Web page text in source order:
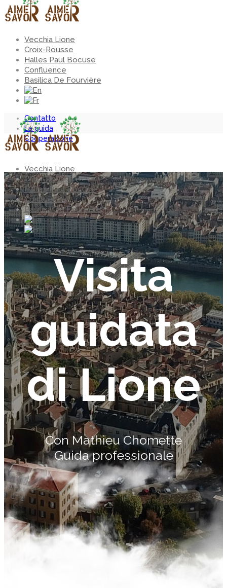
Vecchia Lione
Croix-Rousse
Halles Paul Bocuse
Confluence
Basilica De Fourvière
Contatto
La guida
Cooperazione
Vecchia Lione
Croix-Rousse
Halles Paul Bocuse
Confluence
Basilica De Fourvière
Visita
guidata
di Lione
Con Mathieu Chomette
Guida professionale